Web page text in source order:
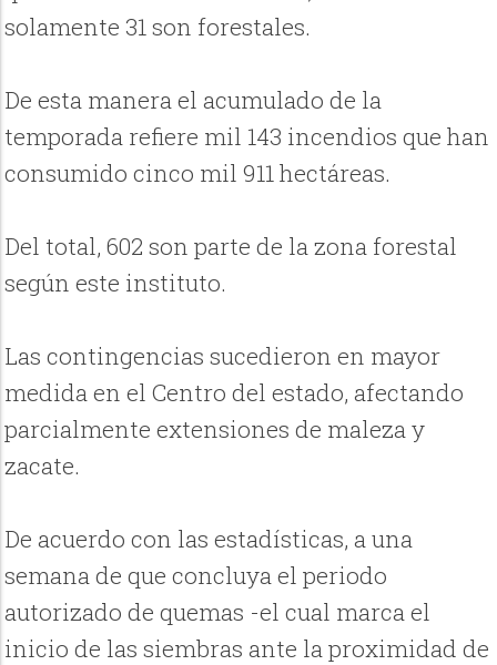
solamente 31 son forestales.
De esta manera el acumulado de la
temporada refiere mil 143 incendios que han
consumido cinco mil 911 hectáreas.
Del total, 602 son parte de la zona forestal
según este instituto.
Las contingencias sucedieron en mayor
medida en el Centro del estado, afectando
parcialmente extensiones de maleza y
zacate.
De acuerdo con las estadísticas, a una
semana de que concluya el periodo
autorizado de quemas -el cual marca el
inicio de las siembras ante la proximidad de